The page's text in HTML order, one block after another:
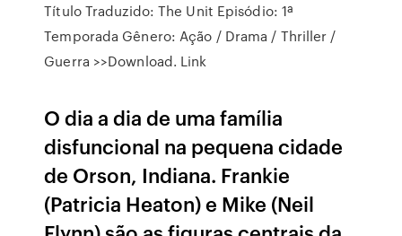
Título Traduzido: The Unit Episódio: 1ª
Temporada Gênero: Ação / Drama / Thriller /
Guerra >>Download. Link
O dia a dia de uma família
disfuncional na pequena cidade
de Orson, Indiana. Frankie
(Patricia Heaton) e Mike (Neil